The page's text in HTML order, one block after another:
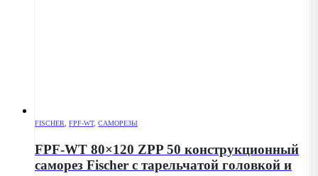
FISCHER FPF-WT, САМОРЕЗЫ
FPF-WT 80×120 ZPP 50 конструкционный
саморез Fischer с тарельчатой головкой и